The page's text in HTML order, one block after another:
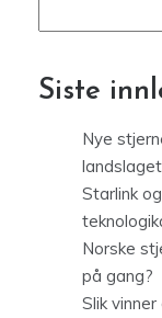
Siste
Nye
landslaget
Starlink
Norske
på gang?
Slik